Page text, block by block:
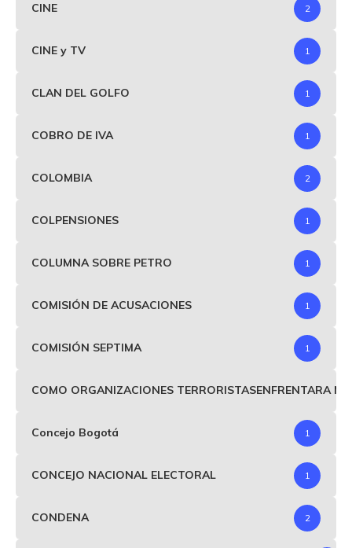
CINE 2
CINE y TV 1
CLAN DEL GOLFO 1
COBRO DE IVA 1
COLOMBIA 2
COLPENSIONES 1
COLUMNA SOBRE PETRO 1
COMISIÓN DE ACUSACIONES 1
COMISIÓN SEPTIMA 1
COMO ORGANIZACIONES TERRORISTASENFRENTARA
Concejo Bogotá 1
CONCEJO NACIONAL ELECTORAL 1
CONDENA 2